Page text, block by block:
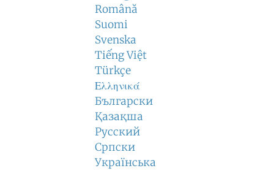
Română
Suomi
Svenska
Tiếng Việt
Türkçe
Ελληνικά
Български
Қазақша
Русский
Српски
Українська